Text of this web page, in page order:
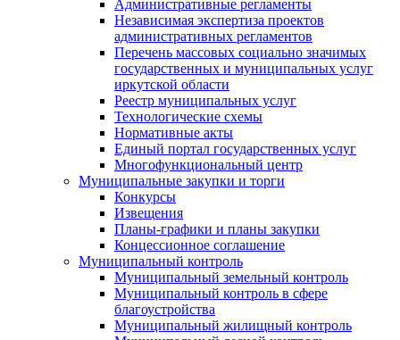
Административные регламенты
Независимая экспертиза проектов
административных регламентов
Перечень массовых социально значимых
государственных и муниципальных услуг
иркутской области
Реестр муниципальных услуг
Технологические схемы
Нормативные акты
Единый портал государственных услуг
Многофункциональный центр
Муниципальные закупки и торги
Конкурсы
Извещения
Планы-графики и планы закупки
Концессионное соглашение
Муниципальный контроль
Муниципальный земельный контроль
Муниципальный контроль в сфере
благоустройства
Муниципальный жилищный контроль